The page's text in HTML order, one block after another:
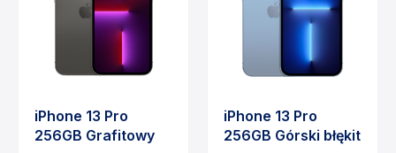
iPhone 13 Pro
256GB Grafitowy
iPhone 13 Pro
256GB Górski błękit